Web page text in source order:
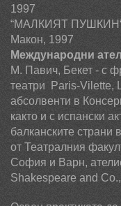
1997
“МАЛКИЯТ
Макон, 1997
Международни
М. Павич, Бекет - с
театри
Paris-Vilette,
абсолвенти в
както и с испански
балканските страни в
от Театралния
София и Варн,
Shakespeare and Co